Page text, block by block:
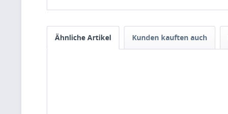
Ähnliche Artikel Kunden kauften auch